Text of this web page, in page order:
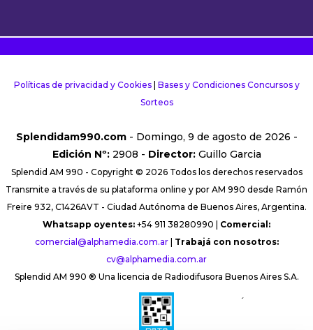
Políticas de privacidad y Cookies| Bases y Condiciones Concursos y
Sorteos
Splendidam990.com- Domingo, 9 de agosto de 2026 -
Edición Nº:2908 - Director:Guillo Garcia
Splendid AM 990 - Copyright © 2026 Todos los derechos reservados
Transmite a través de su plataforma online y por AM 990 desde Ramón
Freire 932, C1426AVT - Ciudad Autónoma de Buenos Aires, Argentina.
Whatsapp oyentes: +54 911 38280990 | Comercial:
comercial@alphamedia.com.ar| Trabajá con nosotros:
cv@alphamedia.com.ar
Splendid AM 990 ® Una licencia de Radiodifusora Buenos Aires S.A.
´